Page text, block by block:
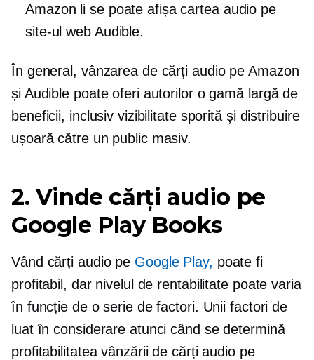
Amazon li se poate afișa cartea audio pe
site-ul web Audible.
În general, vânzarea de cărți audio pe Amazon
și Audible poate oferi autorilor o gamă largă de
beneficii, inclusiv vizibilitate sporită și distribuire
ușoară către un public masiv.
2. Vinde cărți audio pe
Google Play Books
Vând cărți audio pe Google Play, poate fi
profitabil, dar nivelul de rentabilitate poate varia
în funcție de o serie de factori. Unii factori de
luat în considerare atunci când se determină
profitabilitatea vânzării de cărți audio pe